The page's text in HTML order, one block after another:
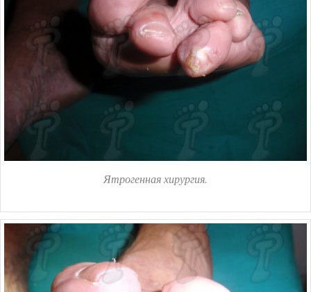
Ятрогенная хирургия.